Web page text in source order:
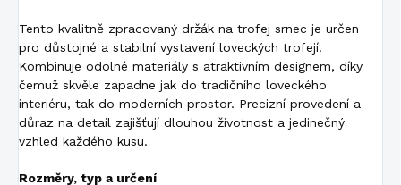
Tento kvalitně zpracovaný držák na trofej srnec je určen
pro důstojné a stabilní vystavení loveckých trofejí.
Kombinuje odolné materiály s atraktivním designem, díky
čemuž skvěle zapadne jak do tradičního loveckého
interiéru, tak do moderních prostor. Precizní provedení a
důraz na detail zajišťují dlouhou životnost a jedinečný
vzhled každého kusu.
Rozměry, typ a určení